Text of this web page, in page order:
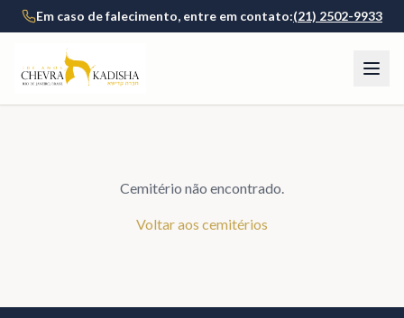
Em caso de falecimento, entre em contato:(21) 2502-9933
Cemitério não encontrado.
Voltar aos cemitérios